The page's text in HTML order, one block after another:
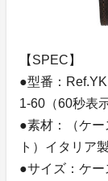
【SPEC】
●型番：
1-60（60秒表示
●素材：（ケ
ト）イタリア
●サイズ：ケ